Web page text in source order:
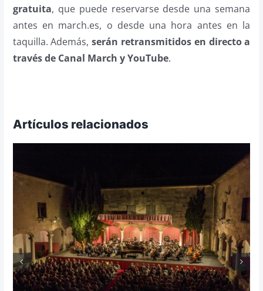
gratuita, que puede reservarse desde una semana
antes en march.es, o desde una hora antes en la
taquilla. Además,serán retransmitidos en directo a
través de Canal March y YouTube.
Artículos relacionados